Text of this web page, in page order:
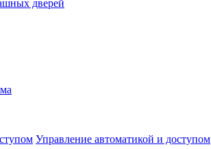
дверей
Управление автоматикой и доступом